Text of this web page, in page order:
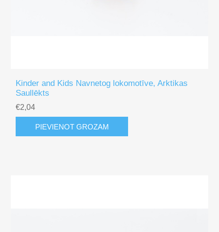
Kinder and Kids Navnetog lokomotīve, Arktikas
Saullēkts
€2,04
PIEVIENOT GROZAM